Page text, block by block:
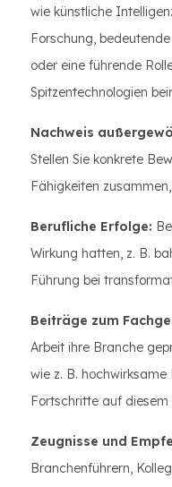
wie künstliche
Forschung,
oder eine führende
Spitzentechnologien
Nachweis
Stellen Sie konkrete
Fähigkeiten zusammen,
Berufliche Erfolge:
Wirkung hatten, z. B.
Führung bei
Beiträge zum
Arbeit ihre Branche
wie z. B.
Fortschritte auf diesem
Zeugnisse und
Branchenführern,